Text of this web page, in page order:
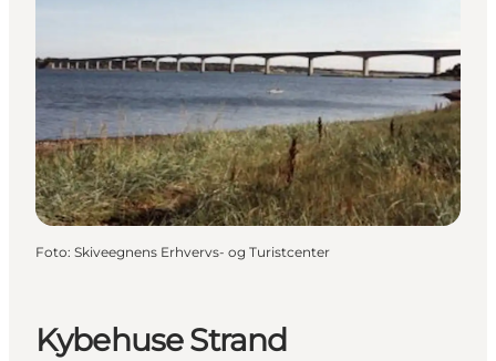
Overnatning
Pakketure / Ferieophold
Planlæg din tur
Kybehuse Strand
Foto: Skiveegnens Erhvervs- og Turistcenter